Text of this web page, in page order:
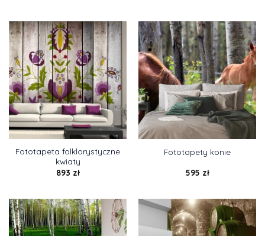
Fototapeta folklorystyczne
kwiaty
893 zł
Fototapety konie
595 zł